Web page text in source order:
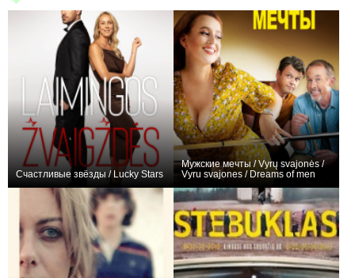
Счастливые звёзды / Lucky Stars
Мужские мечты / Vyrų svajonės /
Vyru svajones / Dreams of men